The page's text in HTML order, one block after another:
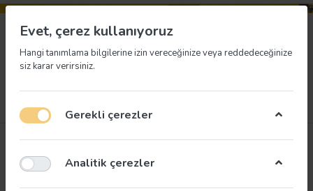
Evet, çerez kullanıyoruz
Hangi tanımlama bilgilerine izin vereceğinize veya reddedeceğinize
siz karar verirsiniz.
Gerekli çerezler
Analitik çerezler